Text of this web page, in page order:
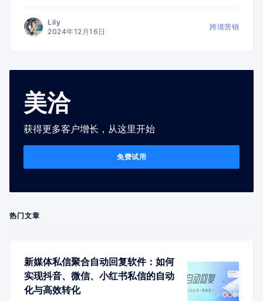
Lily
2024年12月16日
跨境营销
美洽
获得更多客户增长，从这里开始
免费试用
热门文章
新媒体私信聚合自动回复软件：如何
实现抖音、微信、小红书私信的自动
化与高效转化